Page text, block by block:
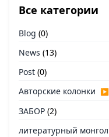
Все категории
Blog (0)
News (13)
Post (0)
Авторские колонки ▶
ЗАБОР (2)
литературный монгол